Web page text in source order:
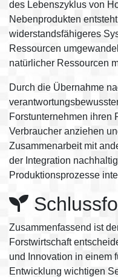
des Lebenszyklus von
Nebenprodukten
widerstandsfähigeres
Ressourcen
natürlicher Ressourcen
Durch die Übernahme
Forstunternehmen ihren
Verbraucher anziehen
Zusammenarbeit mit
der Integration
Produktionsprozesse
Zusammenfassend ist
Forstwirtschaft
und Innovation in einem
Entwicklung wichtigen